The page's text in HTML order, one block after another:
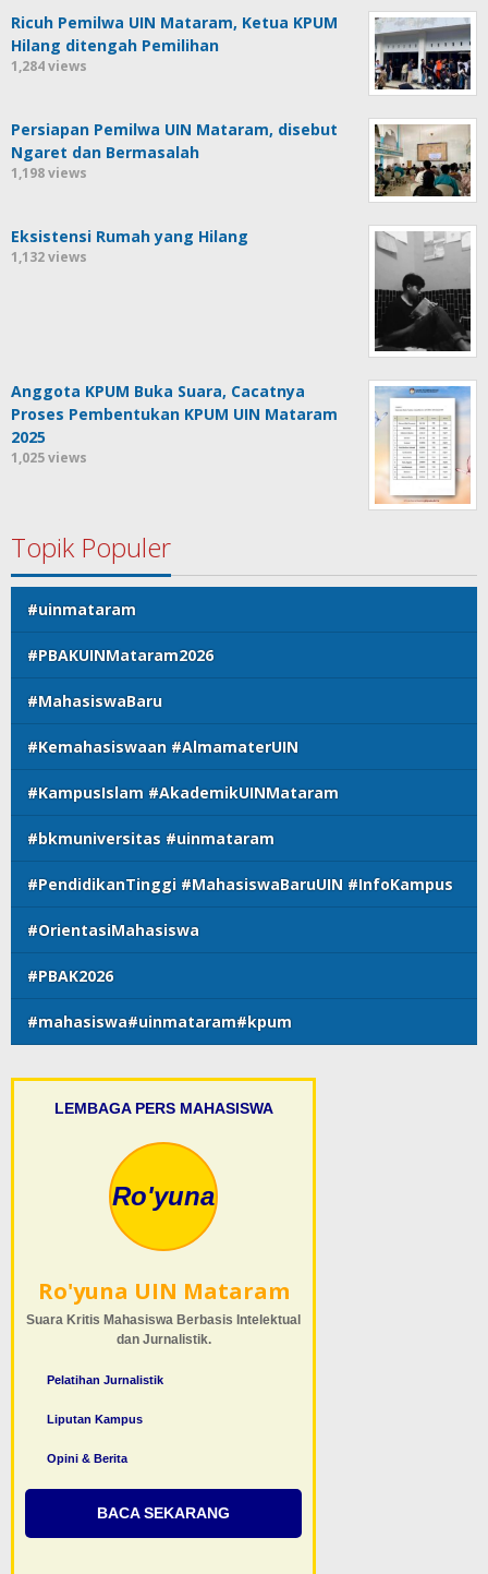
Ricuh Pemilwa UIN Mataram, Ketua KPUM
Hilang ditengah Pemilihan
1,284 views
Persiapan Pemilwa UIN Mataram, disebut
Ngaret dan Bermasalah
1,198 views
Eksistensi Rumah yang Hilang
1,132 views
Anggota KPUM Buka Suara, Cacatnya
Proses Pembentukan KPUM UIN Mataram
2025
1,025 views
Topik Populer
#uinmataram
#PBAKUINMataram2026
#MahasiswaBaru
#Kemahasiswaan #AlmamaterUIN
#KampusIslam #AkademikUINMataram
#bkmuniversitas #uinmataram
#PendidikanTinggi #MahasiswaBaruUIN #InfoKampus
#OrientasiMahasiswa
#PBAK2026
#mahasiswa#uinmataram#kpum
LEMBAGA PERS MAHASISWA
Ro'yuna
Ro'yuna UIN Mataram
Suara Kritis Mahasiswa Berbasis Intelektual
dan Jurnalistik.
Pelatihan Jurnalistik
Liputan Kampus
Opini & Berita
BACA SEKARANG